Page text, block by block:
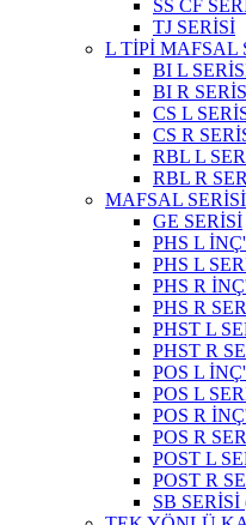
SS CF
TJ SERİSİ
L TİPİ MAFSAL
BI L
BI R
CS L
CS R
RBL L
RBL R
MAFSAL SERİSİ
GE SERİSİ
PHS L
PHS L
PHS R
PHS R
PHST L
PHST R
POS L
POS L
POS R
POS R
POST L
POST R
SB